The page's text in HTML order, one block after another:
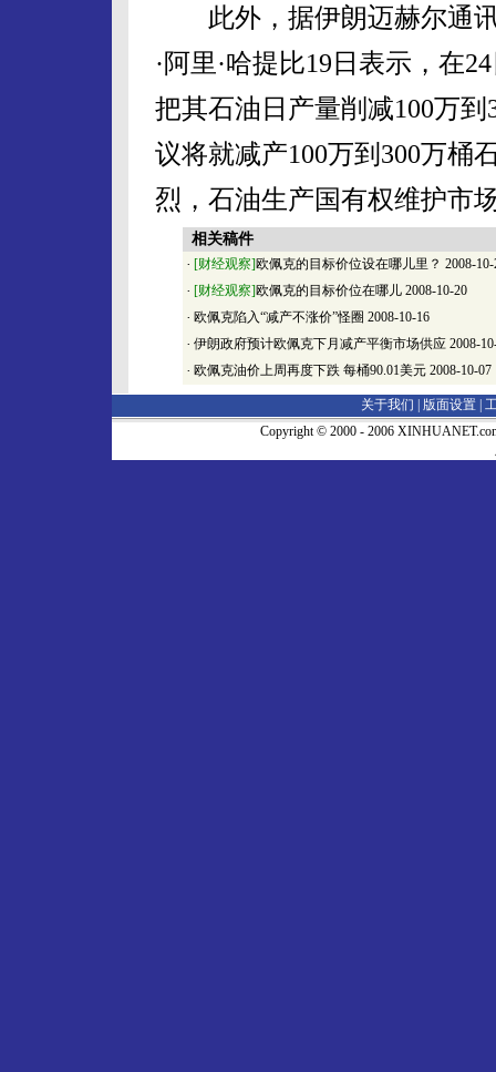
此外，据伊朗迈赫尔通讯
·阿里·哈提比19日表示，在
把其石油日产量削减100万
议将就减产100万到300万桶
烈，石油生产国有权维护市
相关稿件
· [财经观察]欧佩克的目标价位设在哪儿里？ 2008-10-
· [财经观察]欧佩克的目标价位在哪儿 2008-10-20
· 欧佩克陷入“减产不涨价”怪圈 2008-10-16
· 伊朗政府预计欧佩克下月减产平衡市场供应 2008-
· 欧佩克油价上周再度下跌 每桶90.01美元 2008-10-07
关于我们 | 版面设置
Copyright © 2000 - 2006